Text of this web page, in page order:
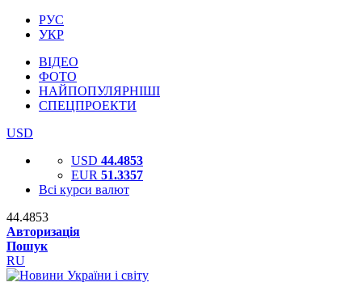
РУС
УКР
ВІДЕО
ФОТО
НАЙПОПУЛЯРНІШІ
СПЕЦПРОЕКТИ
USD
USD 44.4853
EUR 51.3357
Всі курси валют
44.4853
Авторизація
Пошук
RU